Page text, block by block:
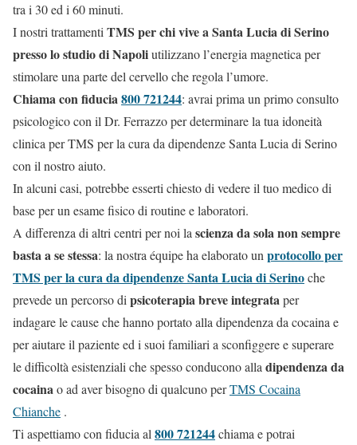
tra i 30 ed i 60 minuti.
I nostri trattamenti TMS per chi vive a Santa Lucia di Serino
presso lo studio di Napoliutilizzano l’energia magnetica per
stimolare una parte del cervello che regola l’umore.
Chiama con fiducia800 721244: avrai prima un primo consulto
psicologico con il Dr. Ferrazzo per determinare la tua idoneità
clinica per TMS per la cura da dipendenze Santa Lucia di Serino
con il nostro aiuto.
In alcuni casi, potrebbe esserti chiesto di vedere il tuo medico di
base per un esame fisico di routine e laboratori.
A differenza di altri centri per noi la scienza da sola non sempre
basta a se stessa: la nostra équipe ha elaborato un protocollo per
TMS per la cura da dipendenze Santa Lucia di Serinoche
prevede un percorso di psicoterapia breve integrataper
indagare le cause che hanno portato alla dipendenza da cocaina e
per aiutare il paziente ed i suoi familiari a sconfiggere e superare
le difficoltà esistenziali che spesso conducono alla dipendenza da
cocainao ad aver bisogno di qualcuno perTMS Cocaina
Chianche .
Ti aspettiamo con fiducia al 800 721244chiama e potrai